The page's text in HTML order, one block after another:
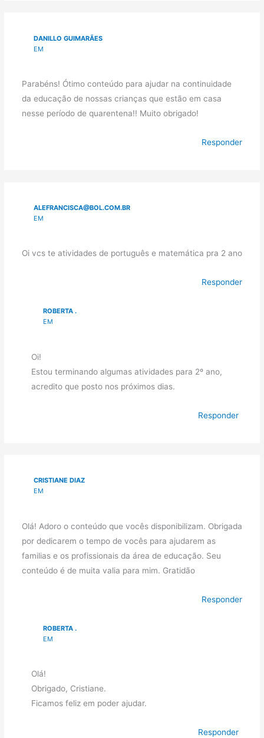
DANILLO GUIMARÃES
EM
Parabéns! Ótimo conteúdo para ajudar na continuidade
da educação de nossas crianças que estão em casa
nesse período de quarentena!! Muito obrigado!
Responder
ALEFRANCISCA@BOL.COM.BR
EM
Oi vcs te atividades de português e matemática pra 2 ano
Responder
ROBERTA .
EM
Oi!
Estou terminando algumas atividades para 2º ano,
acredito que posto nos próximos dias.
Responder
CRISTIANE DIAZ
EM
Olá! Adoro o conteúdo que vocês disponibilizam. Obrigada
por dedicarem o tempo de vocês para ajudarem as
familias e os profissionais da área de educação. Seu
conteúdo é de muita valia para mim. Gratidão
Responder
ROBERTA .
EM
Olá!
Obrigado, Cristiane.
Ficamos feliz em poder ajudar.
Responder